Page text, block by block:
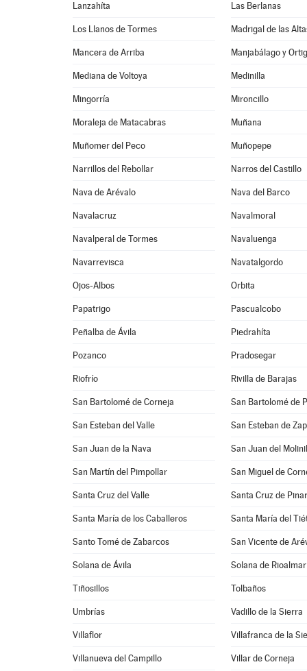
Lanzahíta Las Berlanas
Los Llanos de Tormes Madrigal de las
Mancera de Arriba Manjabálago y
Mediana de Voltoya Medinilla
Mingorría Mironcillo
Moraleja de Matacabras Muñana
Muñomer del Peco Muñopepe
Narrillos del Rebollar Narros del Castillo
Nava de Arévalo Nava del Barco
Navalacruz Navalmoral
Navalperal de Tormes Navaluenga
Navarrevisca Navatalgordo
Ojos-Albos Orbita
Papatrigo Pascualcobo
Peñalba de Ávila Piedrahíta
Pozanco Pradosegar
Riofrío Rivilla de Barajas
San Bartolomé de Corneja San Bartolomé de
San Esteban del Valle San Esteban de
San Juan de la Nava San Juan del
San Martín del Pimpollar San Miguel de
Santa Cruz del Valle Santa Cruz de
Santa María de los Caballeros Santa María del
Santo Tomé de Zabarcos San Vicente de
Solana de Ávila Solana de Rioalmar
Tiñosillos Tolbaños
Umbrías Vadillo de la Sierra
Villaflor Villafranca de la
Villanueva del Campillo Villar de Corneja